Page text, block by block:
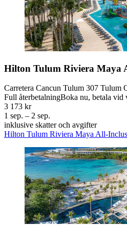
Hilton Tulum Riviera Maya
Carretera Cancun Tulum 307 Tulum
Full återbetalningBoka nu, betala vid
3 173 kr
1 sep. – 2 sep.
inklusive skatter och avgifter
Hilton Tulum Riviera Maya All-